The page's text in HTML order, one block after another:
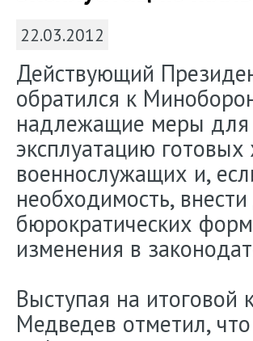
22.03.2012
Действующий
обратился к
надлежащие меры для
эксплуатацию
военнослужащих и,
необходимость,
бюрократических
изменения в
Выступая на итоговой
Медведев отметил,